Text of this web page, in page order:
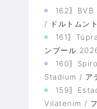
162〗
/ ドルトムント
161〗
ンブール
160〗
Stadium / ア
159〗
Vilatenim /